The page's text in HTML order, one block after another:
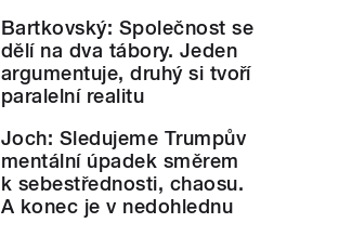
Bartkovský: Společnost se
dělí na dva tábory. Jeden
argumentuje, druhý si tvoří
paralelní realitu
Joch: Sledujeme Trumpův
mentální úpadek směrem
k sebestřednosti, chaosu.
A konec je v nedohlednu